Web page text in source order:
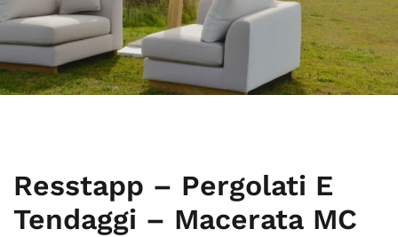
Resstapp – Pergolati E
Tendaggi – Macerata MC